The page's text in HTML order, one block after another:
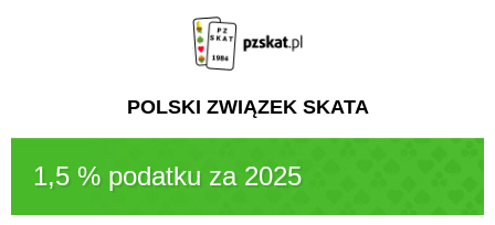
POLSKI ZWIĄZEK SKATA
1,5 % podatku za 2025